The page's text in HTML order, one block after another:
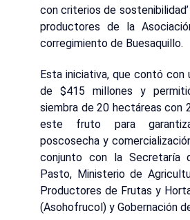
con criterios de
productores de la
corregimiento de Buesaquillo.
Esta iniciativa, que contó con
de $415 millones y
siembra de 20 hectáreas con
este fruto para
poscosecha y
conjunto con la Secretaría
Pasto, Ministerio de
Productores de Frutas y
(Asohofrucol) y Gobernación